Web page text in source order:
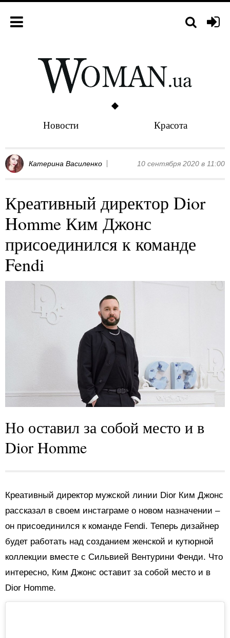
Новости Красота
Катерина Василенко 10 сентября 2020 в 11:00
Креативный директор Dior
Homme Ким Джонс
присоединился к команде
Fendi
Но оставил за собой место и в
Dior Homme
Креативный директор мужской линии Dior Ким Джонс
рассказал в своем инстаграме о новом назначении –
он присоединился к команде Fendi. Теперь дизайнер
будет работать над созданием женской и кутюрной
коллекции вместе с Сильвией Вентурини Фенди. Что
интересно, Ким Джонс оставит за собой место и в
Dior Homme.